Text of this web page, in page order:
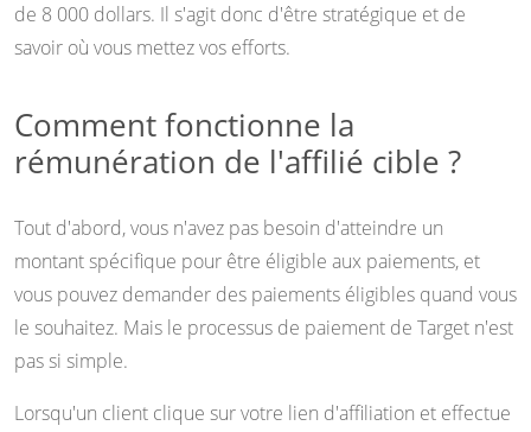
de 8 000 dollars. Il s'agit donc d'être stratégique et de
savoir où vous mettez vos efforts.
Comment fonctionne la
rémunération de l'affilié cible ?
Tout d'abord, vous n'avez pas besoin d'atteindre un
montant spécifique pour être éligible aux paiements, et
vous pouvez demander des paiements éligibles quand vous
le souhaitez. Mais le processus de paiement de Target n'est
pas si simple.
Lorsqu'un client clique sur votre lien d'affiliation et effectue